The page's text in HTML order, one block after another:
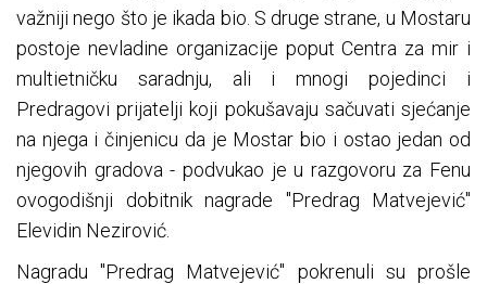
važniji nego što je ikada bio. S druge strane, u Mostaru
postoje nevladine organizacije poput Centra za mir i
multietničku saradnju, ali i mnogi pojedinci i
Predragovi prijatelji koji pokušavaju sačuvati sjećanje
na njega i činjenicu da je Mostar bio i ostao jedan od
njegovih gradova - podvukao je u razgovoru za Fenu
ovogodišnji dobitnik nagrade "Predrag Matvejević"
Elevidin Nezirović.
Nagradu "Predrag Matvejević" pokrenuli su prošle